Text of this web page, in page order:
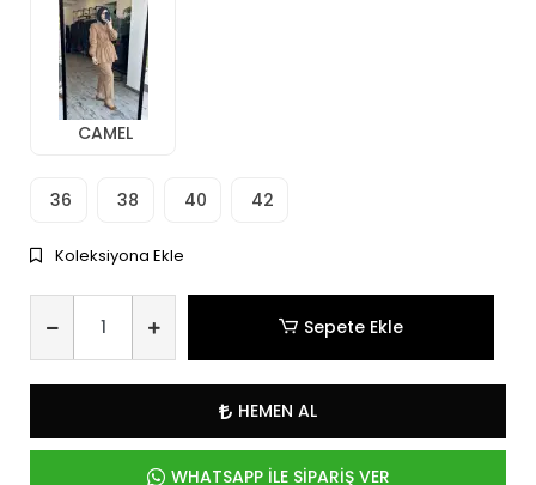
CAMEL
36 38 40 42
Koleksiyona Ekle
Sepete Ekle
HEMEN AL
WHATSAPP İLE SİPARİŞ VER